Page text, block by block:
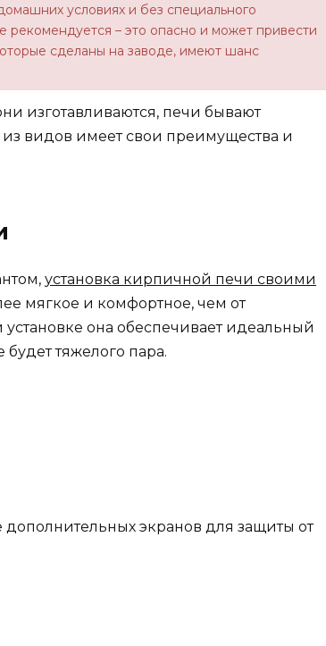
условиях и без специального
рекомендуется – это опасно и может привести
сделаны на заводе, имеют шанс
изготавливаются, печи бывают
видов имеет свои преимущества и
установка кирпичной печи своими
мягкое и комфортное, чем от
она обеспечивает идеальный
тяжелого пара.
дополнительных экранов для защиты от